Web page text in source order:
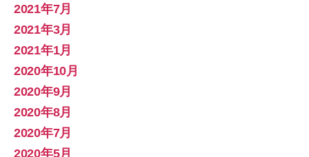
2021年7月
2021年3月
2021年1月
2020年10月
2020年9月
2020年8月
2020年7月
2020年5月